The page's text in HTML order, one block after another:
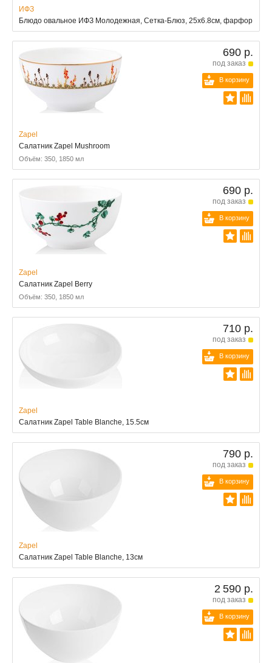
ИФЗ
Блюдо овальное ИФЗ Молодежная, Сетка-Блюз, 25х6.8см, фарфор
690 р.
под заказ
В корзину
Zapel
Салатник Zapel Mushroom
Объём: 350, 1850 мл
690 р.
под заказ
В корзину
Zapel
Салатник Zapel Berry
Объём: 350, 1850 мл
710 р.
под заказ
В корзину
Zapel
Салатник Zapel Table Blanche, 15.5см
790 р.
под заказ
В корзину
Zapel
Салатник Zapel Table Blanche, 13см
2 590 р.
под заказ
В корзину